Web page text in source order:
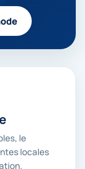
le
locales